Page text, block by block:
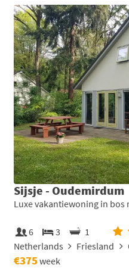
Sijsje - Oudemirdum
Luxe vakantiewoning in bos
6 3
1
Netherlands
Friesland
€375week